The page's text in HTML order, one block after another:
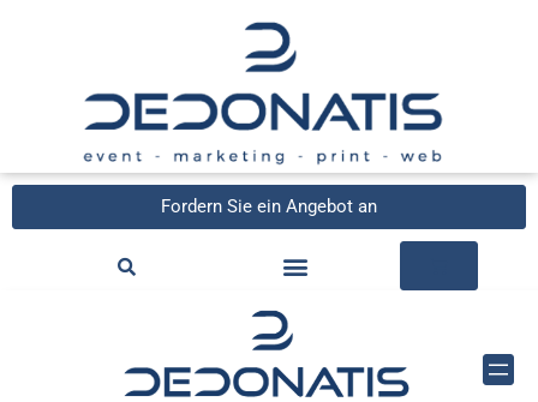
Fordern Sie ein Angebot an